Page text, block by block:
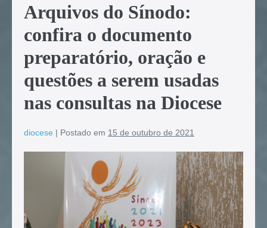
Arquivos do Sínodo:
confira o documento
preparatório, oração e
questões a serem usadas
nas consultas na Diocese
diocese | Postado em 15 de outubro de 2021